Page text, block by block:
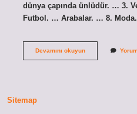
dünya çapında ünlüdür. … 3.
Futbol. … Arabalar. … 8.
Devamını okuyunItalyanın
Sitemap